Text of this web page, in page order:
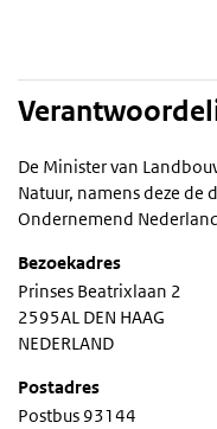
De Minister van
Natuur, namens deze de
Ondernemend
Bezoekadres
Prinses Beatrixlaan 2
2595AL DEN HAAG
NEDERLAND
Postadres
Postbus 93144